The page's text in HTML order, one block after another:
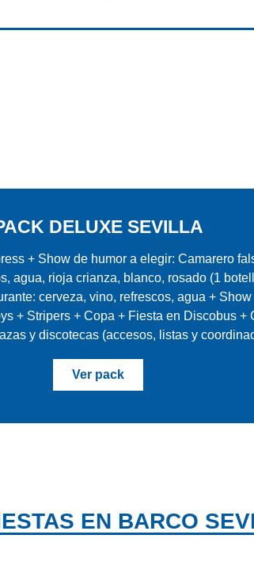
DELUXE SEVILLA
+ Show de humor a elegir: Camarero
agua, rioja crianza, blanco, rosado (1
cerveza, vino, refrescos, agua +
+ Stripers + Copa + Fiesta en Discobus
y discotecas (accesos, listas y
Ver pack
EN BARCO